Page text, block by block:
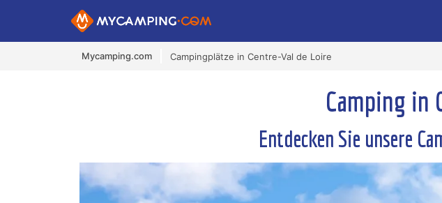
Mycamping.com Campingplätze in Centre-Val de Loire
Camping in
Entdecken Sie unsere